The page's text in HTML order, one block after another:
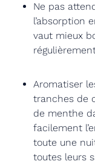
Ne pas
l’absorption
vaut mieux
Aromatiser
tranches de
de menthe
facilement
toute une
toutes leurs